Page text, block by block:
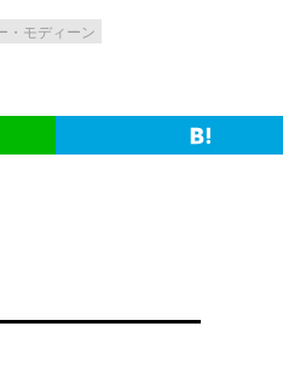
・モディーン